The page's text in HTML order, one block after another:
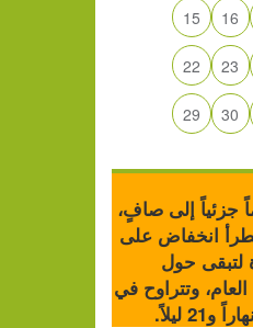
15 16
22 23
29 30
جزئياً إلى صافٍ،
انخفاض على
لتبقى حول
وتتراوح في